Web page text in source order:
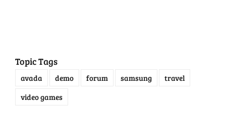
Topic Tags
avada demo forum samsung
travel
video games